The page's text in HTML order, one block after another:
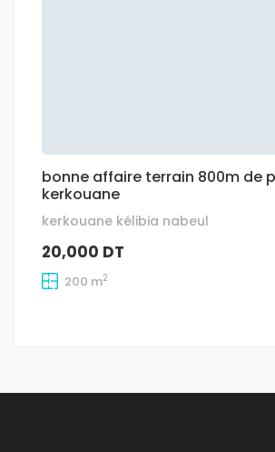
bonne affaire terrain 800m de
kerkouane
kerkouane kélibia nabeul
20,000 DT
200 m2